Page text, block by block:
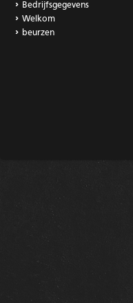
Bedrijfsgegevens
Welkom
beurzen